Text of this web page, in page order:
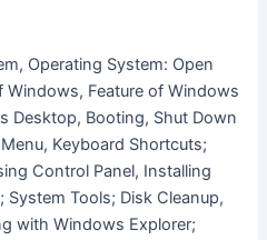
Operating System: Open
Windows, Feature of Windows
Desktop, Booting, Shut Down
Keyboard Shortcuts;
Control Panel, Installing
Tools; Disk Cleanup,
with Windows Explorer;